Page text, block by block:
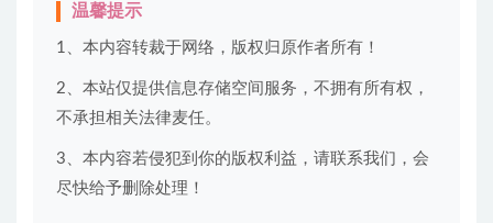
温馨提示
1、本内容转裁于网络，版权归原作者所有！
2、本站仅提供信息存储空间服务，不拥有所有权，
不承担相关法律麦任。
3、本内容若侵犯到你的版权利益，请联系我们，会
尽快给予删除处理！